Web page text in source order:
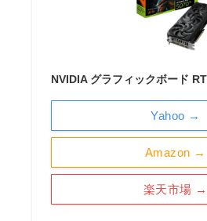
NVIDIA グラフィックボード
Amazon →
楽天市場 →
Yahoo →